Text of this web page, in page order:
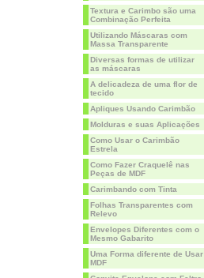
Textura e Carimbo são uma
Combinação Perfeita
Utilizando Máscaras com
Massa Transparente
Diversas formas de utilizar
as máscaras
A delicadeza de uma flor de
tecido
Apliques Usando Carimbão
Molduras e suas Aplicações
Como Usar o Carimbão
Estrela
Como Fazer Craquelê nas
Peças de MDF
Carimbando com Tinta
Folhas Transparentes com
Relevo
Envelopes Diferentes com o
Mesmo Gabarito
Uma Forma diferente de Usar
MDF